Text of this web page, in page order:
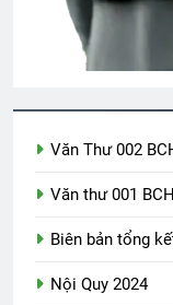
3
Văn Thư 002
Văn thư 001
Biên bản tổng
Nội Quy 2024